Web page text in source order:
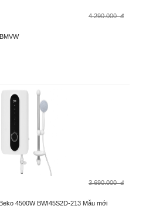
4.290.000 đ
3.690.000 đ
4500W BWI45S2D-213 Mẫu mới